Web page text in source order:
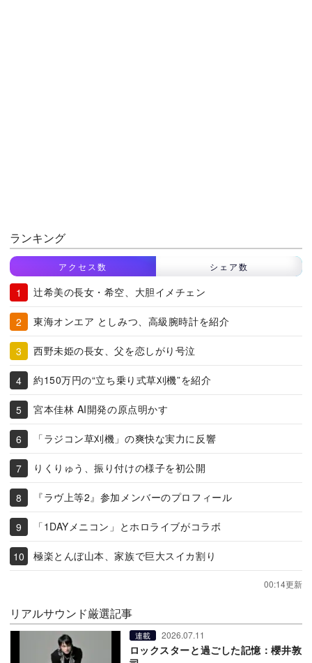
ランキング
アクセス数 シェア数
辻希美の長女・希空、大胆イメチェン
東海オンエア としみつ、高級腕時計を紹介
西野未姫の長女、父を恋しがり号泣
約150万円の“立ち乗り式草刈機”を紹介
宮本佳林 AI開発の原点明かす
「ラジコン草刈機」の爽快な実力に反響
りくりゅう、振り付けの様子を初公開
『ラヴ上等2』参加メンバーのプロフィール
「1DAYメニコン」とホロライブがコラボ
極楽とんぼ山本、家族で巨大スイカ割り
00:14更新
リアルサウンド厳選記事
連載 2026.07.11
ロックスターと過ごした記憶：櫻井敦